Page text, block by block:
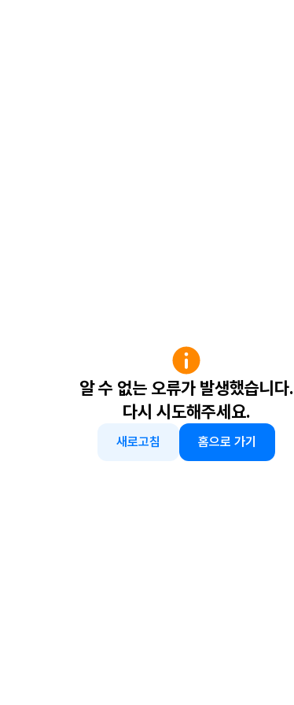
알 수 없는 오류가 발생했습니다.
다시 시도해주세요.
새로고침 홈으로 가기